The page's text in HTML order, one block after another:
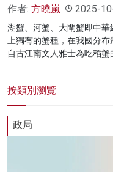
作者: 方曉嵐 2025-
湖蟹、河蟹、大閘蟹即中
上獨有的蟹種，在我國分
自古江南文人雅士為吃稻蟹
按類別瀏覽
政局